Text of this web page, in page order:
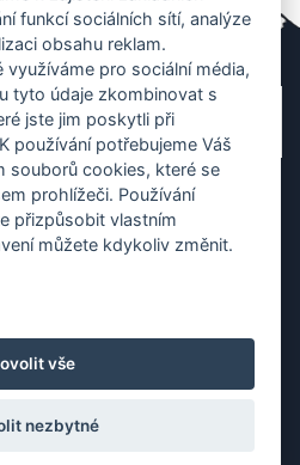
, created
teambulding programy
funkcí sociálních sítí, analýze
obsahu reklam.
využíváme pro sociální média,
tyto údaje zkombinovat s
jste jim poskytli při
používání potřebujeme Váš
souborů cookies, které se
prohlížeči. Používání
přizpůsobit vlastním
můžete kdykoliv změnit.
vše
nezbytné